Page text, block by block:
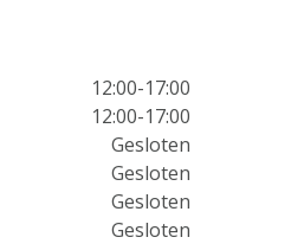
12:00-17:00
12:00-17:00
Gesloten
Gesloten
Gesloten
Gesloten